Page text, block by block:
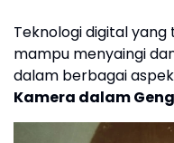
Teknologi digital
mampu menyaingi
dalam berbagai
Kamera dalam